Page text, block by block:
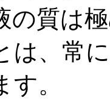
の質は
は、常
。